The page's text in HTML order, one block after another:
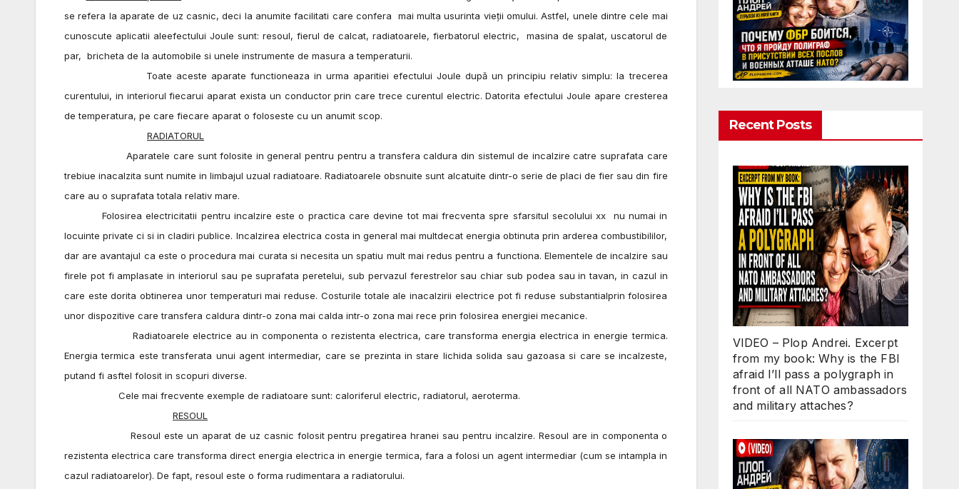
se refera la aparate de uz casnic, deci la anumite facilitati care confera mai multa usurinta vieţii omului. Astfel, unele dintre cele mai
cunoscute aplicatii aleefectului Joule sunt: resoul, fierul de calcat, radiatoarele, fierbatorul electric, masina de spalat, uscatorul de
par, bricheta de la automobile si unele instrumente de masura a temperaturii.
Toate aceste aparate functioneaza in urma aparitiei efectului Joule după un principiu relativ simplu: la trecerea
curentului, in interiorul fiecarui aparat exista un conductor prin care trece curentul electric. Datorita efectului Joule apare cresterea
de temperatura, pe care fiecare aparat o foloseste cu un anumit scop.
RADIATORUL
Aparatele care sunt folosite in general pentru pentru a transfera caldura din sistemul de incalzire catre suprafata care
trebiue inacalzita sunt numite in limbajul uzual radiatoare. Radiatoarele obsnuite sunt alcatuite dintr-o serie de placi de fier sau din fire
care au o suprafata totala relativ mare.
Folosirea electricitatii pentru incalzire este o practica care devine tot mai frecventa spre sfarsitul secolului xx nu numai in
locuinte private ci si in cladiri publice. Incalzirea electrica costa in general mai multdecat energia obtinuta prin arderea combustibililor,
dar are avantajul ca este o procedura mai curata si necesita un spatiu mult mai redus pentru a functiona. Elementele de incalzire sau
firele pot fi amplasate in interiorul sau pe suprafata peretelui, sub pervazul ferestrelor sau chiar sub podea sau in tavan, in cazul in
care este dorita obtinerea unor temperaturi mai reduse. Costurile totale ale inacalzirii electrice pot fi reduse substantialprin folosirea
unor dispozitive care transfera caldura dintr-o zona mai calda intr-o zona mai rece prin folosirea energiei mecanice.
Radiatoarele electrice au in componenta o rezistenta electrica, care transforma energia electrica in energie termica.
Energia termica este transferata unui agent intermediar, care se prezinta in stare lichida solida sau gazoasa si care se incalzeste,
putand fi asftel folosit in scopuri diverse.
Cele mai frecvente exemple de radiatoare sunt: caloriferul electric, radiatorul, aeroterma.
RESOUL
Resoul este un aparat de uz casnic folosit pentru pregatirea hranei sau pentru incalzire. Resoul are in componenta o
rezistenta electrica care transforma direct energia electrica in energie termica, fara a folosi un agent intermediar (cum se intampla in
cazul radiatoarelor). De fapt, resoul este o forma rudimentara a radiatorului.
Recent Posts
VIDEO – Plop Andrei. Excerpt
from my book: Why is the FBI
afraid I’ll pass a polygraph in
front of all NATO ambassadors
and military attaches?